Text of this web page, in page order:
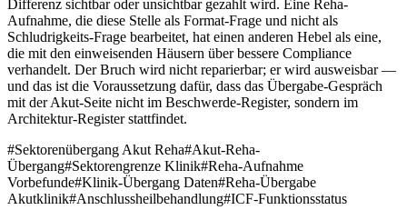
Differenz sichtbar oder unsichtbar gezahlt wird. Eine Reha-
Aufnahme, die diese Stelle als Format-Frage und nicht als
Schludrigkeits-Frage bearbeitet, hat einen anderen Hebel als eine,
die mit den einweisenden Häusern über bessere Compliance
verhandelt. Der Bruch wird nicht reparierbar; er wird ausweisbar —
und das ist die Voraussetzung dafür, dass das Übergabe-Gespräch
mit der Akut-Seite nicht im Beschwerde-Register, sondern im
Architektur-Register stattfindet.
#Sektorenübergang Akut Reha#Akut-Reha-
Übergang#Sektorengrenze Klinik#Reha-Aufnahme
Vorbefunde#Klinik-Übergang Daten#Reha-Übergabe
Akutklinik#Anschlussheilbehandlung#ICF-Funktionsstatus